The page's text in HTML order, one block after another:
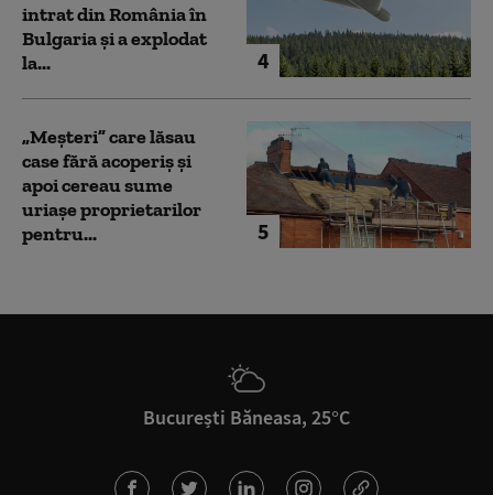
4
intrat din România în
Bulgaria şi a explodat
la...
5
„Meșteri” care lăsau
case fără acoperiș și
apoi cereau sume
uriașe proprietarilor
pentru...
București Băneasa, 25°C